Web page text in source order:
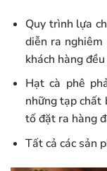
Quy trình lựa
diễn ra
khách hàng
Hạt cà phê
những tạp chất
tố đặt ra hàng
Tất cả các sản